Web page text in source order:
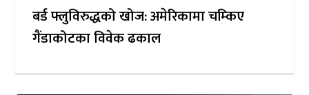
बर्ड फ्लुविरुद्धको खोज: अमेरिकामा चम्किए
गैंडाकोटका विवेक ढकाल